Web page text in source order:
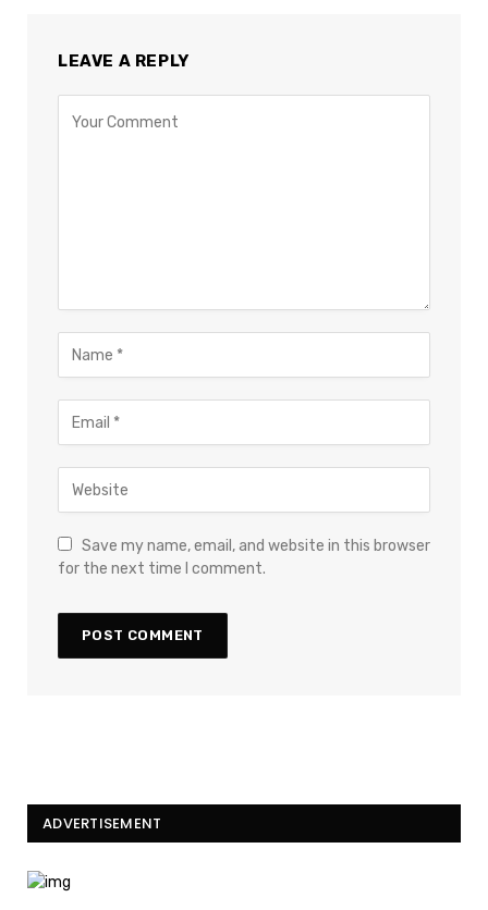
LEAVE A REPLY
Save my name, email, and website in this browser
for the next time I comment.
ADVERTISEMENT